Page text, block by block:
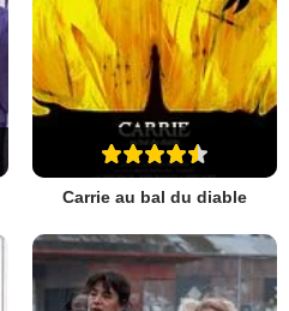
Carrie au bal du diable